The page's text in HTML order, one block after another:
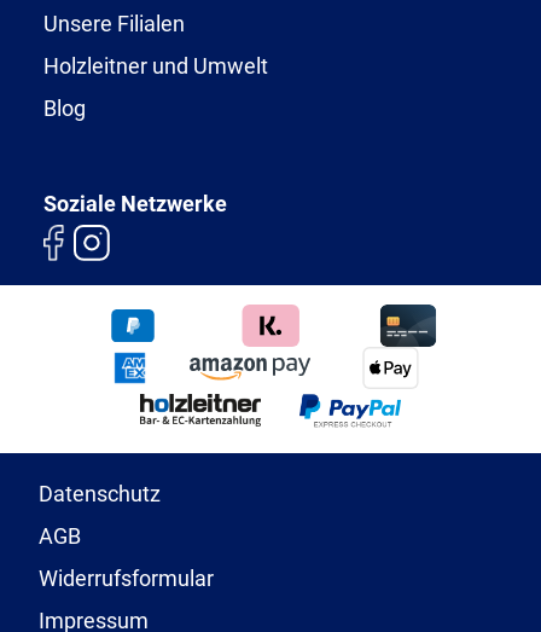
Unsere Filialen
Holzleitner und Umwelt
Blog
Soziale Netzwerke
Datenschutz
AGB
Widerrufsformular
Impressum